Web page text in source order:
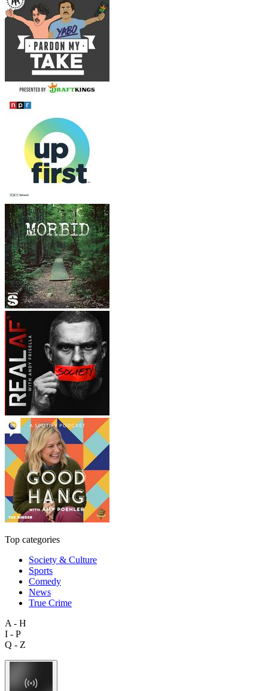
Top categories
Society & Culture
Sports
Comedy
News
True Crime
A - H
I - P
Q - Z